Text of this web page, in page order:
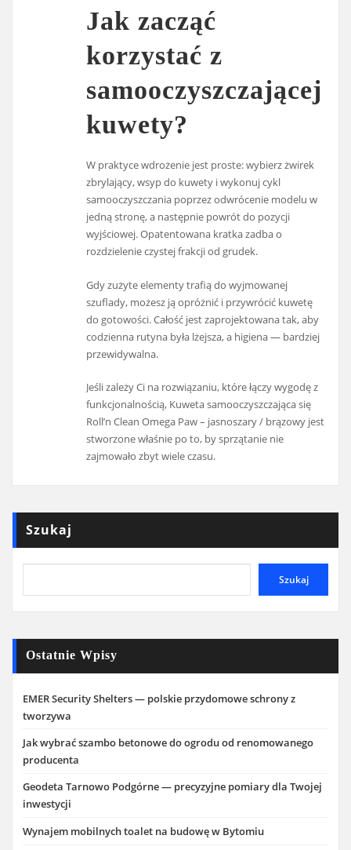
Jak zacząć
korzystać z
samooczyszczającej
kuwety?
W praktyce wdrożenie jest proste: wybierz żwirek
zbrylający, wsyp do kuwety i wykonuj cykl
samooczyszczania poprzez odwrócenie modelu w
jedną stronę, a następnie powrót do pozycji
wyjściowej. Opatentowana kratka zadba o
rozdzielenie czystej frakcji od grudek.
Gdy zużyte elementy trafią do wyjmowanej
szuflady, możesz ją opróżnić i przywrócić kuwetę
do gotowości. Całość jest zaprojektowana tak, aby
codzienna rutyna była lżejsza, a higiena — bardziej
przewidywalna.
Jeśli zależy Ci na rozwiązaniu, które łączy wygodę z
funkcjonalnością, Kuweta samooczyszczająca się
Roll’n Clean Omega Paw – jasnoszary / brązowy jest
stworzone właśnie po to, by sprzątanie nie
zajmowało zbyt wiele czasu.
Szukaj
Szukaj
Ostatnie Wpisy
EMER Security Shelters — polskie przydomowe schrony z
tworzywa
Jak wybrać szambo betonowe do ogrodu od renomowanego
producenta
Geodeta Tarnowo Podgórne — precyzyjne pomiary dla Twojej
inwestycji
Wynajem mobilnych toalet na budowę w Bytomiu